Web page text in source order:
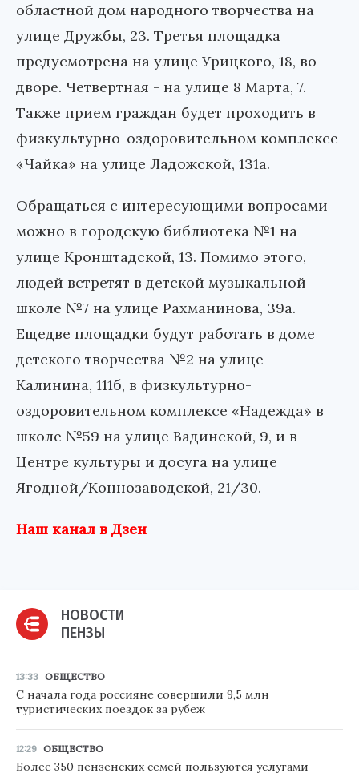
областной дом народного творчества на
улице Дружбы, 23. Третья площадка
предусмотрена на улице Урицкого, 18, во
дворе. Четвертная - на улице 8 Марта, 7.
Также прием граждан будет проходить в
физкультурно-оздоровительном комплексе
«Чайка» на улице Ладожской, 131а.
Обращаться с интересующими вопросами
можно в городскую библиотека №1 на
улице Кронштадской, 13. Помимо этого,
людей встретят в детской музыкальной
школе №7 на улице Рахманинова, 39а.
Ещедве площадки будут работать в доме
детского творчества №2 на улице
Калинина, 111б, в физкультурно-
оздоровительном комплексе «Надежда» в
школе №59 на улице Вадинской, 9, и в
Центре культуры и досуга на улице
Ягодной/Коннозаводской, 21/30.
Наш канал в Дзен
НОВОСТИ
ПЕНЗЫ
13:33 ОБЩЕСТВО
С начала года россияне совершили 9,5 млн
туристических поездок за рубеж
12:29 ОБЩЕСТВО
Более 350 пензенских семей пользуются услугами